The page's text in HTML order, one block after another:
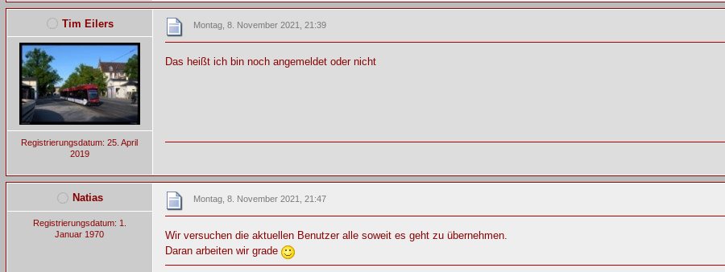
Tim Eilers
Registrierungsdatum: 25. April
2019
Montag, 8. November 2021, 21:39
Das heißt ich bin noch angemeldet oder nicht
Natias
Registrierungsdatum: 1.
Januar 1970
Montag, 8. November 2021, 21:47
Wir versuchen die aktuellen Benutzer alle soweit es geht zu übernehmen.
Daran arbeiten wir grade